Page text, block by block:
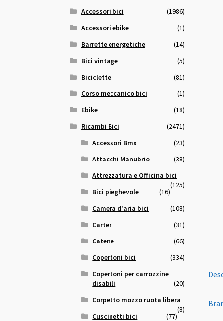
Accessori bici
(1986)
Accessori ebike
(1)
Barrette energetiche
(14)
Bici vintage
(5)
Biciclette
(81)
Corso meccanico bici
(1)
Ebike
(18)
Ricambi Bici
(2471)
Accessori Bmx
(23)
Attacchi Manubrio
(38)
Attrezzatura e Officina bici
(125)
Bici pieghevole
(16)
Camera d'aria bici
(108)
Carter
(31)
Catene
(66)
Copertoni bici
(334)
Copertoni per carrozzine
disabili
(20)
Corpetto mozzo ruota libera
(8)
Cuscinetti bici
(77)